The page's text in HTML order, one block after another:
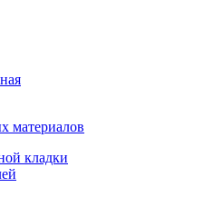
материалов
кладки